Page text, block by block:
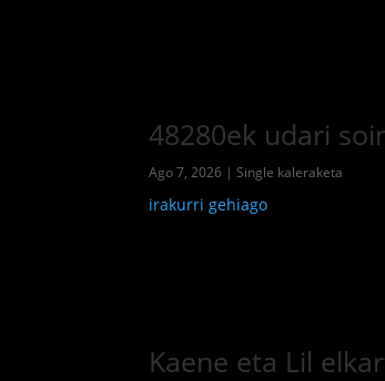
48280ek udari
Ago 7, 2026 |Single kaleraketa
irakurri gehiago
Kaene eta Lil